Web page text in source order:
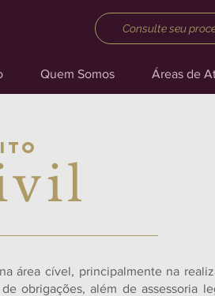
Consulte seu
Quem Somos Áreas de
área cível, principalmente na
obrigações, além de assessoria